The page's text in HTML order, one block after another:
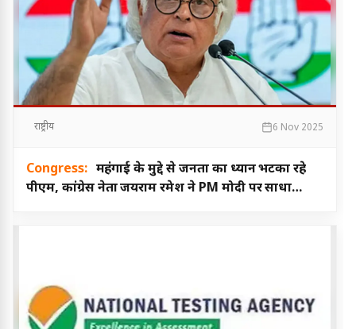
राष्ट्रीय 6 Nov 2025
Congress: महंगाई के मुद्दे से जनता का ध्यान भटका रहे
पीएम, कांग्रेस नेता जयराम रमेश ने PM मोदी पर साधा